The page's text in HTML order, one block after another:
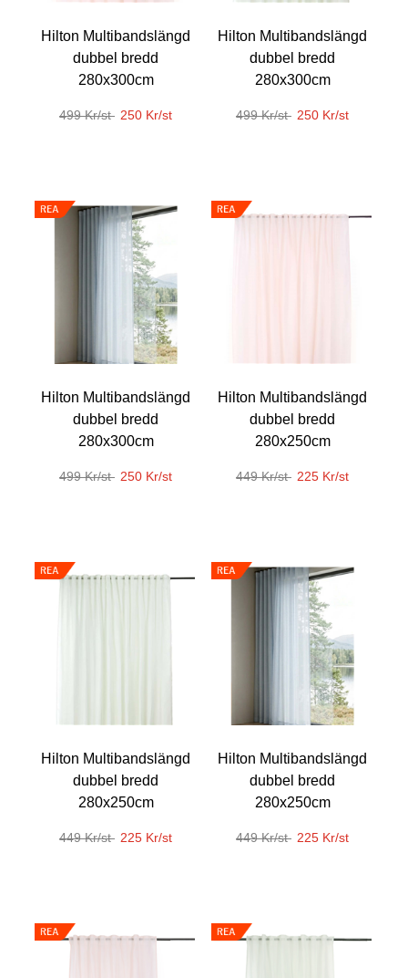
Hilton Multibandslängd
dubbel bredd
280x300cm
499 Kr/st 250 Kr/st
Hilton Multibandslängd
dubbel bredd
280x300cm
499 Kr/st 250 Kr/st
Hilton Multibandslängd
dubbel bredd
280x300cm
499 Kr/st 250 Kr/st
Hilton Multibandslängd
dubbel bredd
280x250cm
449 Kr/st 225 Kr/st
Hilton Multibandslängd
dubbel bredd
280x250cm
449 Kr/st 225 Kr/st
Hilton Multibandslängd
dubbel bredd
280x250cm
449 Kr/st 225 Kr/st